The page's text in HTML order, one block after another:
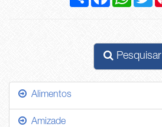
Pesquisar
Alimentos
Amizade